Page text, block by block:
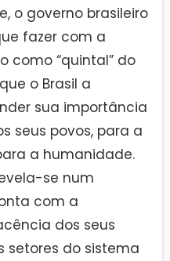
o governo brasileiro
fazer com a
como “quintal” do
o Brasil a
sua importância
seus povos, para a
a humanidade.
se num
com a
dos seus
setores do sistema